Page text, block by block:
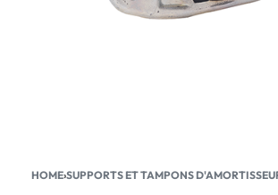
HOME›SUPPORTS ET TAMPONS